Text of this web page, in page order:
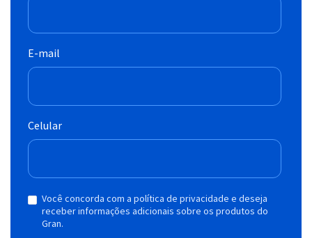
E-mail
Celular
Você concorda com a política de privacidade e deseja
receber informações adicionais sobre os produtos do
Gran.